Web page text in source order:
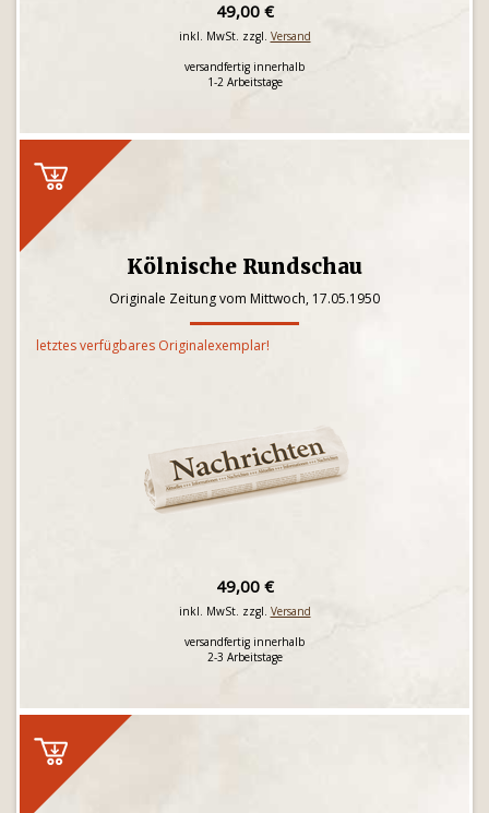
49,00 €
inkl. MwSt. zzgl. Versand
versandfertig innerhalb
1-2 Arbeitstage
Kölnische Rundschau
Originale Zeitung vom Mittwoch, 17.05.1950
letztes verfügbares Originalexemplar!
49,00 €
inkl. MwSt. zzgl. Versand
versandfertig innerhalb
2-3 Arbeitstage